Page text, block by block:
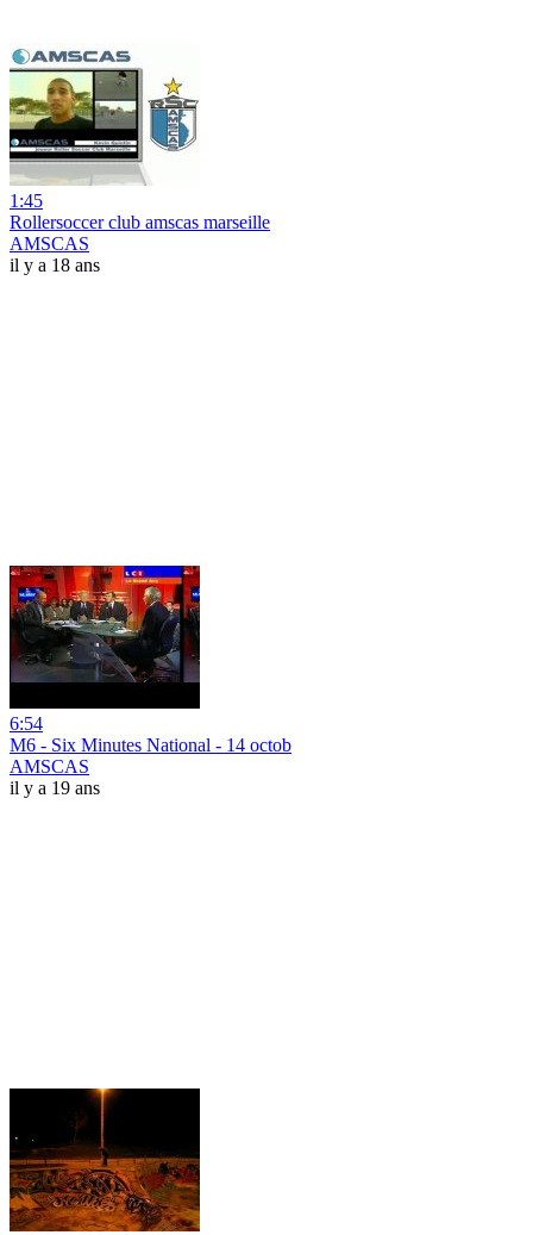
1:45
Rollersoccer club amscas marseille
AMSCAS
il y a 18 ans
6:54
M6 - Six Minutes National - 14 octob
AMSCAS
il y a 19 ans